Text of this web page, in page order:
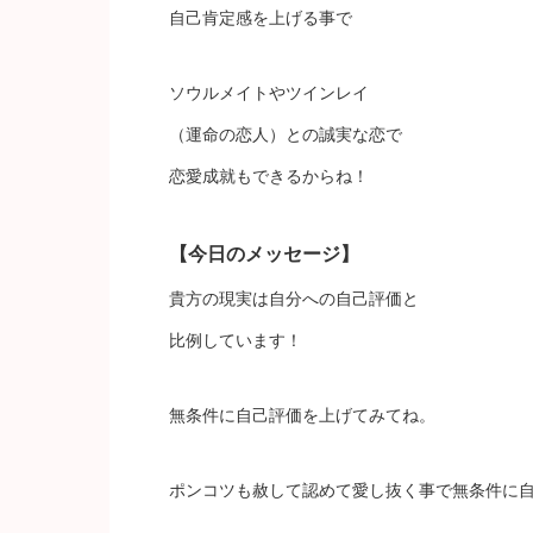
自己肯定感を上げる事で
ソウルメイトやツインレイ
（運命の恋人）との誠実な恋で
恋愛成就もできるからね！
【今日のメッセージ】
貴方の現実は自分への自己評価と
比例しています！
無条件に自己評価を上げてみてね。
ポンコツも赦して認めて愛し抜く事で無条件に